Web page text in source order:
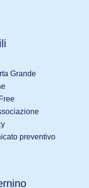
Grande
preventivo